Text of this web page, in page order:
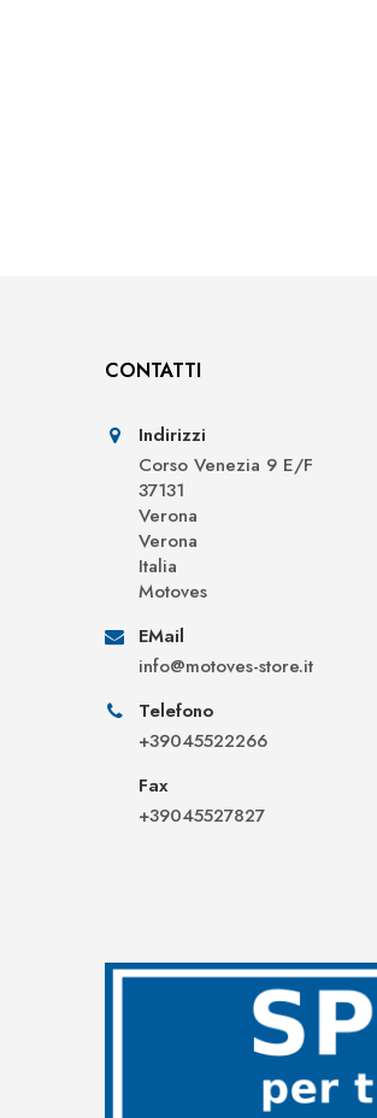
CONTATTI
Indirizzi
Corso Venezia 9 E/F
37131
Verona
Verona
Italia
Motoves
EMail
info@motoves-store.it
Telefono
+39045522266
Fax
+39045527827